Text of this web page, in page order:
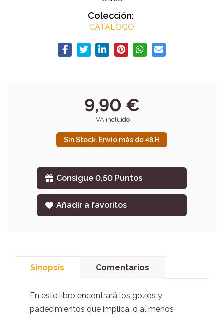
Colección:
CATALOGO
9,90 €
IVA incluido
Sin Stock. Envío más de 48 H
Consigue 0,50 Puntos
Añadir a favoritos
Sinopsis Comentarios
En este libro encontrará los gozos y
padecimientos que implica, o al menos